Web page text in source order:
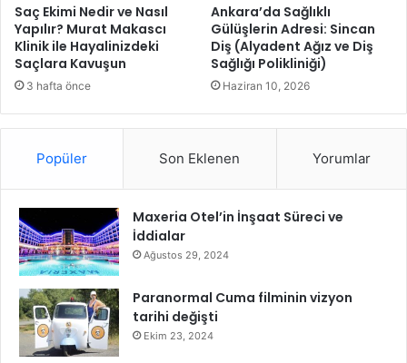
m
z
a
m
a
Saç Ekimi Nedir ve Nasıl
Yapılır? Murat Makascı
Klinik ile Hayalinizdeki
Saçlara Kavuşun
3 hafta önce
Ankara’da Sağlıklı
Gülüşlerin Adresi: Sincan
Diş (Alyadent Ağız ve Diş
Sağlığı Polikliniği)
Haziran 10, 2026
Popüler Son Eklenen Yorumlar
Maxeria Otel’in İnşaat Süreci ve
İddialar
Ağustos 29, 2024
Paranormal Cuma filminin vizyon
tarihi değişti
Ekim 23, 2024